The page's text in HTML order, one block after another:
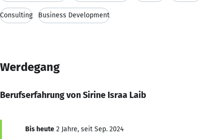
Consulting Business Development
Werdegang
Berufserfahrung von Sirine Israa Laib
Bis heute 2 Jahre, seit Sep. 2024